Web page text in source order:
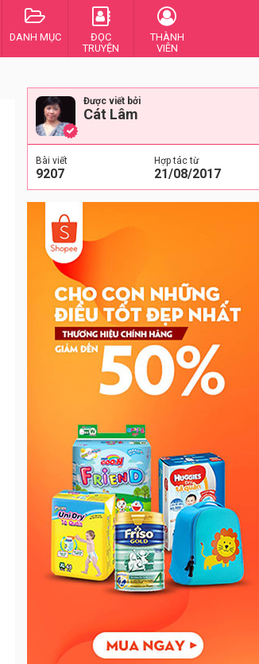
DANH MỤC
ĐỌC
TRUYỆN
THÀNH
VIÊN
Được viết bởi
Cát Lâm
Bài viết
9207
Hợp tác từ
21/08/2017